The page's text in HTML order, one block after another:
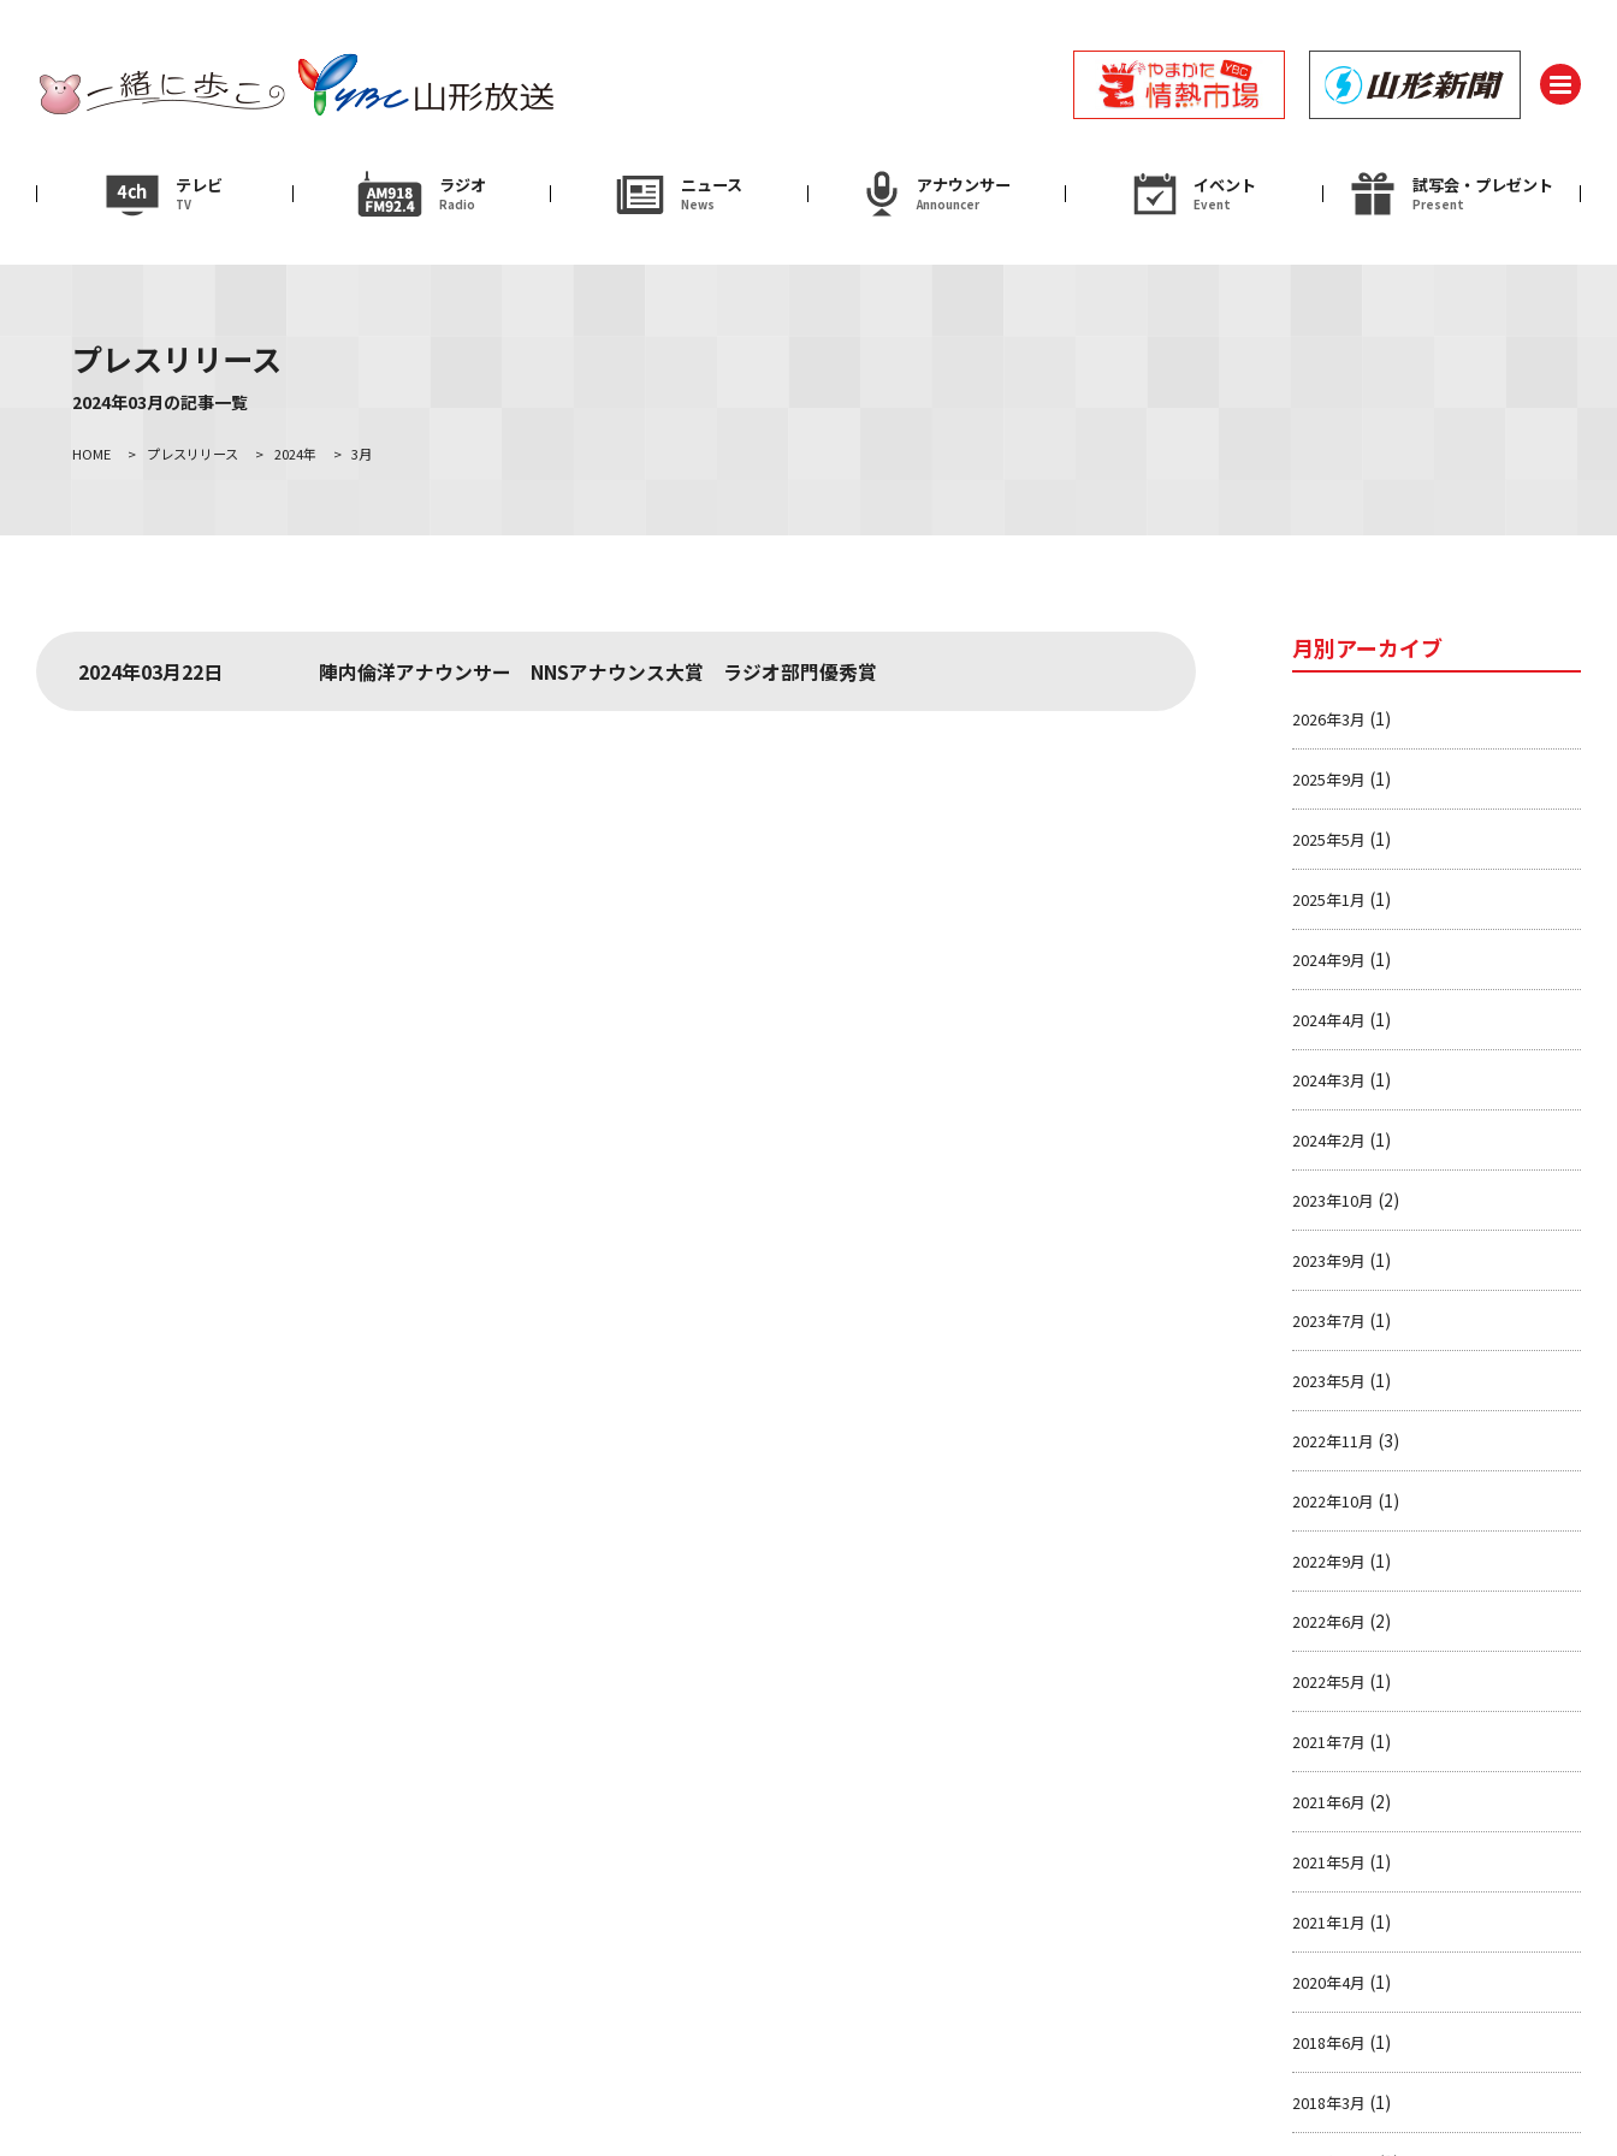
テレビ
TV
ラジオ
Radio
ニュース
News
アナウンサー
Announcer
イベント
Event
試写会・プレゼント
Present
テレビ
ニュース
News
アナウンサー
Announcer
イベント 試写会・プレゼント
ＹＢＣオンデマンド
プレスリリース
2024年03月の記事一覧
HOME > プレスリリース > 2024年 > 3月
2024年03月22日 陣内倫洋アナウンサー NNSアナウンス大賞 ラジオ部門優秀賞
月別アーカイブ
2026年3月 (1)
2025年9月 (1)
2025年5月 (1)
2025年1月 (1)
2024年9月 (1)
2024年4月 (1)
2024年3月 (1)
2024年2月 (1)
2023年10月 (2)
2023年9月 (1)
2023年7月 (1)
2023年5月 (1)
2022年11月 (3)
2022年10月 (1)
2022年9月 (1)
2022年6月 (2)
2022年5月 (1)
2021年7月 (1)
2021年6月 (2)
2021年5月 (1)
2021年1月 (1)
2020年4月 (1)
2018年6月 (1)
2018年3月 (1)